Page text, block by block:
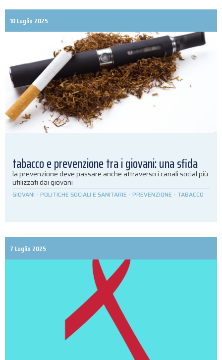
10 Luglio 2025
tabacco e prevenzione tra i giovani: una sfida
la prevenzione deve passare anche attraverso i canali social più
utilizzati dai giovani
GIOVANI - POLITICHE SOCIALI E SANITARIE - PREVENZIONE - TABACCO
7 Luglio 2025